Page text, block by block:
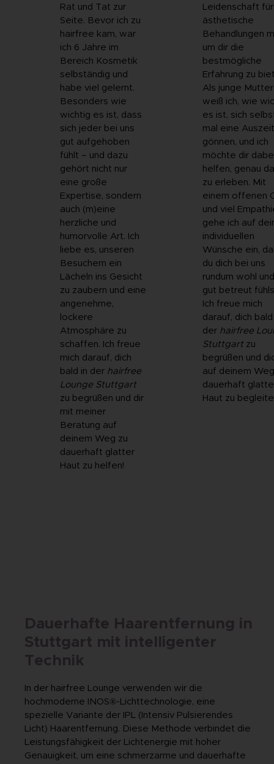
Rat und Tat zur
Seite. Bevor ich zu
hairfree kam, war
ich 6 Jahre im
Bereich Kosmetik
selbständig und
habe viel gelernt.
Besonders wie
wichtig es ist, dass
sich jeder bei uns
gut aufgehoben
fühlt – und dazu
gehört nicht nur
eine große
Expertise, sondern
auch (m)eine
herzliche und
humorvolle Art. Ich
liebe es, unseren
Besuchern ein
Lächeln ins Gesicht
zu zaubern und eine
angenehme,
lockere
Atmosphäre zu
schaffen. Ich freue
mich darauf, dich
bald in der hairfree
Lounge Stuttgart
zu begrüßen und dir
mit meiner
Beratung auf
deinem Weg zu
dauerhaft glatter
Haut zu helfen!
Leidenschaft für
ästhetische
Behandlungen
um dir die
bestmögliche
Erfahrung zu
Als junge Mutter
weiß ich, wie
es ist, sich
mal eine
gönnen, und ich
möchte dir
helfen, genau
zu erleben. Mit
einem offenen
und viel
gehe ich auf
individuellen
Wünsche ein,
du dich bei uns
rundum wohl und
gut betreut
Ich freue mich
darauf, dich bald
der hairfree
Stuttgart zu
begrüßen und
auf deinem
dauerhaft
Haut zu
Dauerhafte Haarentfernung in
Stuttgart mit intelligenter
Technik
In der hairfree Lounge verwenden wir die
hochmoderne INOS®-Lichttechnologie, eine
spezielle Variante der IPL (Intensiv Pulsierendes
Licht) Haarentfernung. Diese Methode verbindet die
Leistungsfähigkeit der Lichtenergie mit hoher
Genauigkeit, um eine schmerzarme und dauerhafte